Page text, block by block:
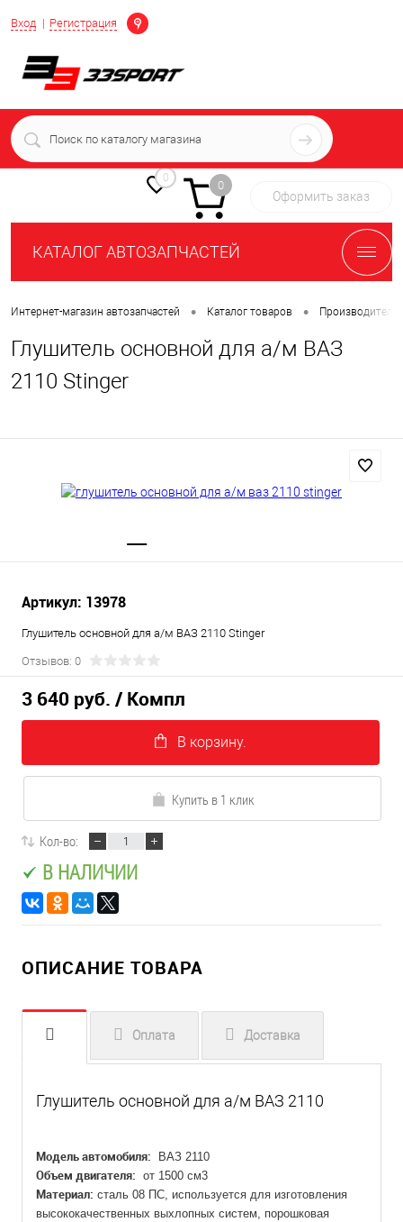
Вход Регистрация
Определение
+7 (939) 716-10-06
пн-пт 7:00-16:00 МСК
0
0
Оформить заказ
КАТАЛОГ АВТОЗАПЧАСТЕЙ
Интернет-магазин автозапчастей • Каталог товаров • Производители
Глушитель основной для а/м ВАЗ
2110 Stinger
Артикул: 13978
Глушитель основной для а/м ВАЗ 2110 Stinger
Отзывов: 0
3 640 руб. / Компл
В корзину.
Купить в 1 клик
Кол-во:
В НАЛИЧИИ
ОПИСАНИЕ ТОВАРА
Оплата Доставка
Глушитель основной для а/м ВАЗ 2110
Модель автомобиля: ВАЗ 2110
Объем двигателя: от 1500 см3
Материал: сталь 08 ПC, используется для изготовления
высококачественных выхлопных систем, порошковая